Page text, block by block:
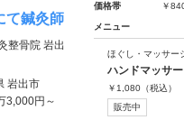
価格帯
￥
メニュー
ほぐし・マッサー
ハンドマッサ
￥ 1,080 （税込）
販売中
て鍼灸師
整骨院 岩出
岩出市
3,000円～